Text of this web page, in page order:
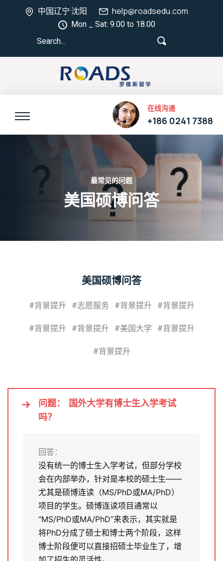
中国辽宁·沈阳 help@roadsedu.com
Mon _ Sat: 9.00 to 18.00
在线沟通
+186 0241 7388
最常见的问题
美国硕博问答
美国硕博问答
#背景提升 #志愿服务 #背景提升 #背景提升
#背景提升 #背景提升 #美国大学 #背景提升
#背景提升
问题：
国外大学有博士生入学考试
吗？
回答：
没有统一的博士生入学考试，但部分学校
会在内部举办，针对是本校的硕士生——
尤其是硕博连读（MS/PhD或MA/PhD）
项目的学生。硕博连读项目通常以
“MS/PhD或MA/PhD”来表示，其实就是
将PhD分成了硕士和博士两个阶段，这样
博士阶段便可以直接招硕士毕业生了，增